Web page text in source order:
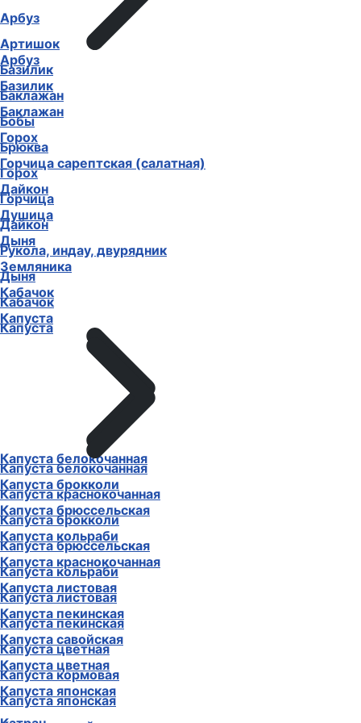
Арбуз
Базилик
Баклажан
Горох
Горчица сарептская (салатная)
Дайкон
Душица
Дыня
Земляника
Кабачок
Капуста
Капуста белокочанная
Капуста брокколи
Капуста брюссельская
Капуста кольраби
Капуста краснокочанная
Капуста листовая
Капуста пекинская
Капуста савойская
Капуста цветная
Капуста японская
Арбуз
Артишок
Базилик
Баклажан
Бобы
Брюква
Горох
Горчица
Дайкон
Рукола, индау, двурядник
Дыня
Кабачок
Капуста
Капуста белокочанная
Капуста краснокочанная
Капуста брокколи
Капуста брюссельская
Капуста кольраби
Капуста листовая
Капуста пекинская
Капуста цветная
Капуста кормовая
Капуста японская